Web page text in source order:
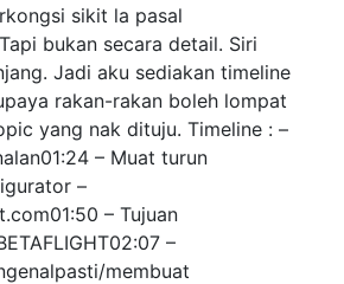
sikit la pasal
bukan secara detail. Siri
Jadi aku sediakan timeline
rakan-rakan boleh lompat
yang nak dituju. Timeline : –
– Muat turun
–
– Tujuan
–
membuat